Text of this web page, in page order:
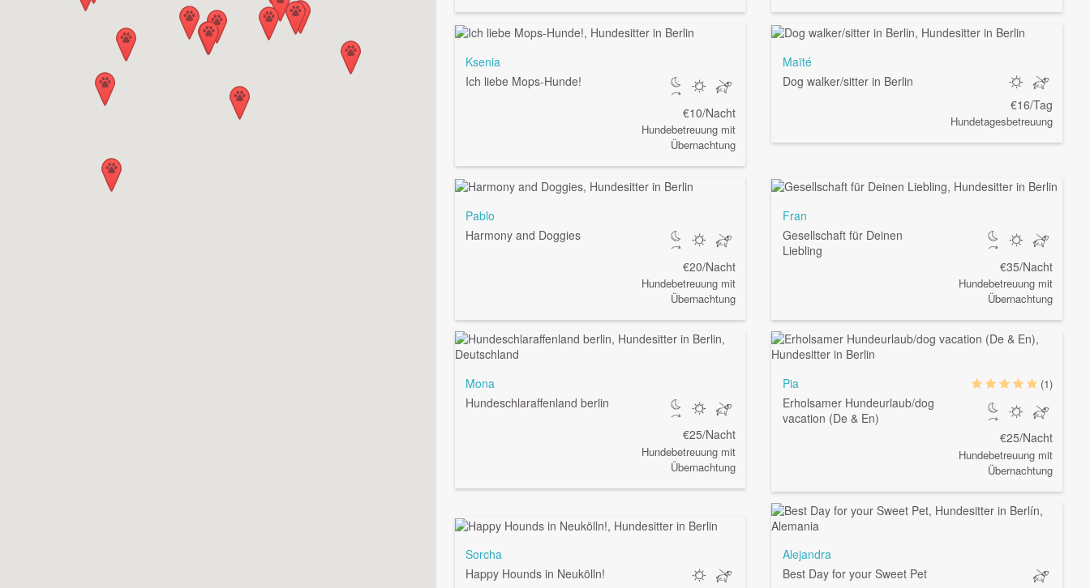
Ksenia
Ich liebe Mops-Hunde!
€10/Nacht
Hundebetreuung mit
Übernachtung
Maïté
Dog walker/sitter in Berlin
€16/Tag
Hundetagesbetreuung
Pablo
Harmony and Doggies
€20/Nacht
Hundebetreuung mit
Übernachtung
Fran
Gesellschaft für Deinen
Liebling
€35/Nacht
Hundebetreuung mit
Übernachtung
Mona
Hundeschlaraffenland berlin
€25/Nacht
Hundebetreuung mit
Übernachtung
Pia
Erholsamer Hundeurlaub/dog
vacation (De & En)
(1)
€25/Nacht
Hundebetreuung mit
Übernachtung
Sorcha
Happy Hounds in Neukölln!
Alejandra
Best Day for your Sweet Pet